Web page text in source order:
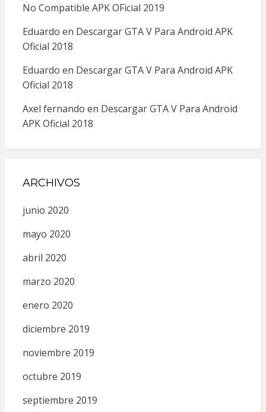
No Compatible APK OFicial 2019
Eduardo en Descargar GTA V Para Android APK
Oficial 2018
Eduardo en Descargar GTA V Para Android APK
Oficial 2018
Axel fernando en Descargar GTA V Para Android
APK Oficial 2018
ARCHIVOS
junio 2020
mayo 2020
abril 2020
marzo 2020
enero 2020
diciembre 2019
noviembre 2019
octubre 2019
septiembre 2019